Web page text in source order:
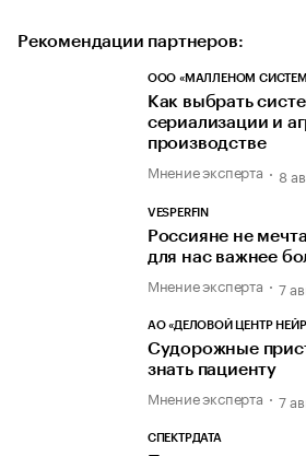
Рекомендации партнеров:
ООО «МАЛЛЕНОМ
Как выбрать
сериализации и
производстве
Мнение эксперта 8
VESPERFIN
Россияне не
для нас важнее
Мнение эксперта 7
АО «ДЕЛОВОЙ ЦЕНТР
Судорожные
знать пациенту
Мнение эксперта 7
СПЕКТРДАТА